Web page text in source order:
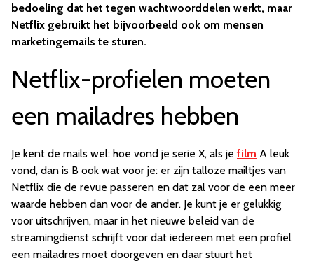
bedoeling dat het tegen wachtwoorddelen werkt, maar
Netflix gebruikt het bijvoorbeeld ook om mensen
marketingemails te sturen.
Netflix-profielen moeten
een mailadres hebben
Je kent de mails wel: hoe vond je serie X, als je film A leuk
vond, dan is B ook wat voor je: er zijn talloze mailtjes van
Netflix die de revue passeren en dat zal voor de een meer
waarde hebben dan voor de ander. Je kunt je er gelukkig
voor uitschrijven, maar in het nieuwe beleid van de
streamingdienst schrijft voor dat iedereen met een profiel
een mailadres moet doorgeven en daar stuurt het